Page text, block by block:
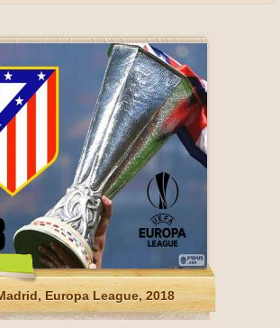
Europa League, 2018